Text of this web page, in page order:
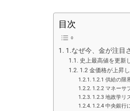
目次
1.なぜ今、金が注目
史上最高値を更新
1.2 金価格が上昇
1.2.1 供給の限
1.2.2 マネーサ
1.2.3 地政学リ
1.2.4 中央銀行